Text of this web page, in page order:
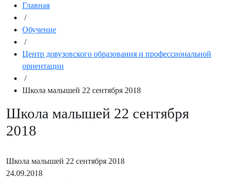
Главная
/
Обучение
/
Центр довузовского образования и профессиональной
ориентации
/
Школа малышей 22 сентября 2018
Школа малышей 22 сентября
2018
Школа малышей 22 сентября 2018
24.09.2018